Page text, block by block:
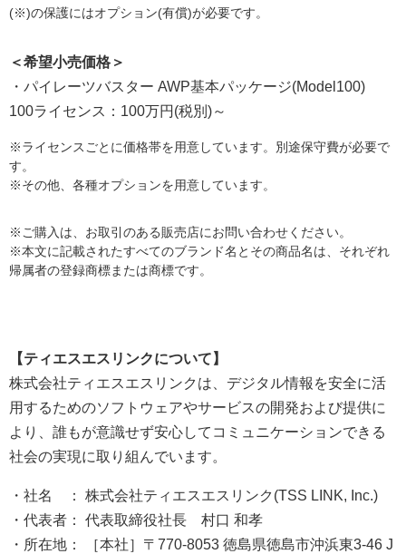
(※)の保護にはオプション(有償)が必要です。
＜希望小売価格＞
・パイレーツバスター AWP基本パッケージ(Model100)
100ライセンス：100万円(税別)～
※ライセンスごとに価格帯を用意しています。別途保守費が必要で
す。
※その他、各種オプションを用意しています。
※ご購入は、お取引のある販売店にお問い合わせください。
※本文に記載されたすべてのブランド名とその商品名は、それぞれ
帰属者の登録商標または商標です。
【ティエスエスリンクについて】
株式会社ティエスエスリンクは、デジタル情報を安全に活
用するためのソフトウェアやサービスの開発および提供に
より、誰もが意識せず安心してコミュニケーションできる
社会の実現に取り組んでいます。
・社名 ： 株式会社ティエスエスリンク(TSS LINK, Inc.)
・代表者： 代表取締役社長 村口 和孝
・所在地： ［本社］〒770-8053 徳島県徳島市沖浜東3-46 J